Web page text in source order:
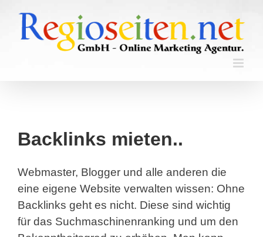
content
Backlinks mieten..
Webmaster, Blogger und alle anderen die
eine eigene Website verwalten wissen: Ohne
Backlinks geht es nicht. Diese sind wichtig
für das Suchmaschinenranking und um den